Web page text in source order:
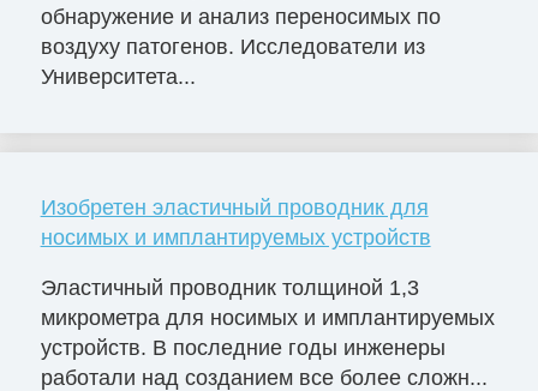
обнаружение и анализ переносимых по
воздуху патогенов. Исследователи из
Университета...
Изобретен эластичный проводник для
носимых и имплантируемых устройств
Эластичный проводник толщиной 1,3
микрометра для носимых и имплантируемых
устройств. В последние годы инженеры
работали над созданием все более сложн...